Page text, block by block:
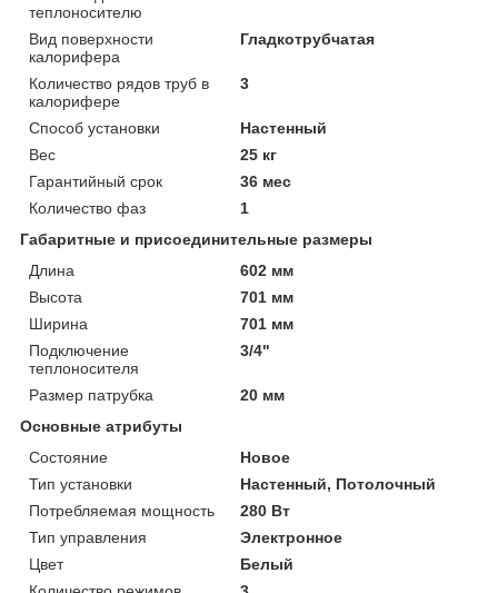
теплоносителю
Вид поверхности
калорифера
Гладкотрубчатая
Количество рядов труб в
калорифере
3
Способ установки
Настенный
Вес
25 кг
Гарантийный срок
36 мес
Количество фаз
1
Габаритные и присоединительные размеры
Длина
602 мм
Высота
701 мм
Ширина
701 мм
Подключение
теплоносителя
3/4"
Размер патрубка
20 мм
Основные атрибуты
Состояние
Новое
Тип установки
Настенный, Потолочный
Потребляемая мощность
280 Вт
Тип управления
Электронное
Цвет
Белый